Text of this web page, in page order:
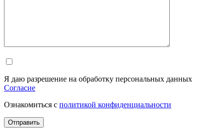
Я даю разрешение на обработку персональных данных
Согласие
Ознакомиться с политикой конфиденциальности